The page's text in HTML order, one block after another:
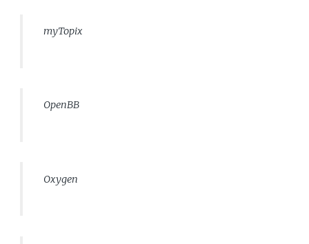
myTopix
OpenBB
Oxygen